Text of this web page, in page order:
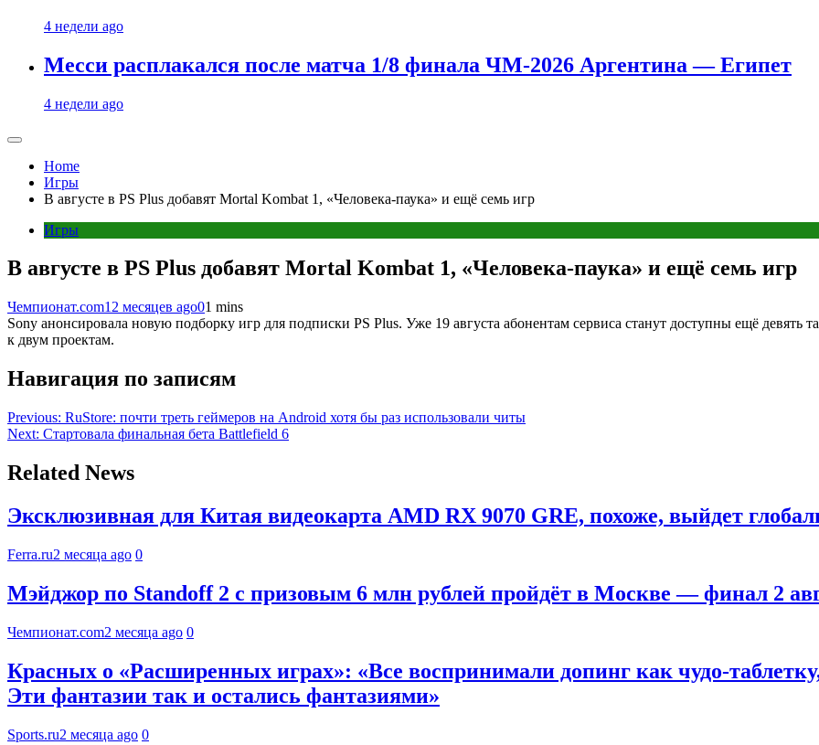
4 недели ago
Месси расплакался после матча 1/8 финала ЧМ-2026 Аргентина — Египет
4 недели ago
Home
Игры
В августе в PS Plus добавят Mortal Kombat 1, «Человека-паука» и ещё семь игр
Игры
В августе в PS Plus добавят Mortal Kombat 1, «Человека-паука» и ещё семь игр
Чемпионат.com12 месяцев ago01 mins
Sony анонсировала новую подборку игр для подписки PS Plus. Уже 19 августа абонентам сервиса станут доступны ещё девять
к двум проектам.
Навигация по записям
Previous: RuStore: почти треть геймеров на Android хотя бы раз использовали читы
Next: Стартовала финальная бета Battlefield 6
Related News
Эксклюзивная для Китая видеокарта AMD RX 9070 GRE, похоже, выйдет
Ferra.ru2 месяца ago 0
Мэйджор по Standoff 2 с призовым 6 млн рублей пройдёт в Москве — финал 2
Чемпионат.com2 месяца ago 0
Красных о «Расширенных играх»: «Все воспринимали допинг как чудо-
Эти фантазии так и остались фантазиями»
Sports.ru2 месяца ago 0